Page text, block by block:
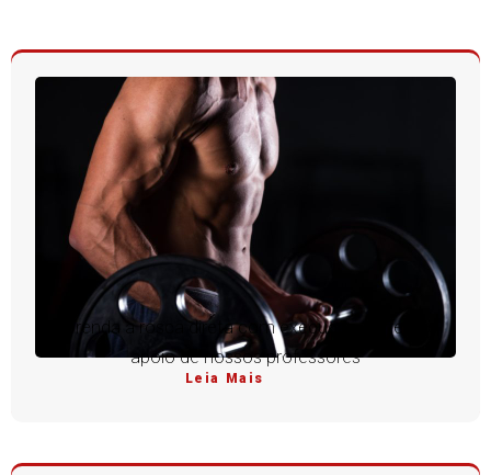
Aprenda a rosca direta com execução perfeita e
apoio de nossos professores
Leia Mais